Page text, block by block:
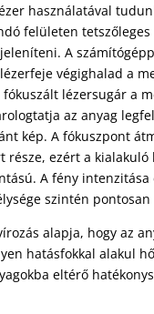
használatával
felületen tetszőleges
A
végighalad a
lézersugár a
az anyag
kép. A fókuszpont
része, ezért a kialakuló
A fény intenzitása
szintén pontosan
alapja, hogy az
hatásfokkal alakul
eltérő